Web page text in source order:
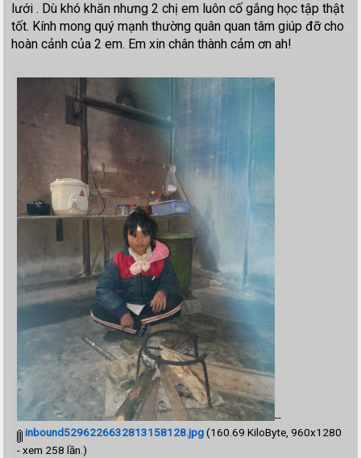
lưới . Dù khó khăn nhưng 2 chị em luôn cố gắng học tập thật
tốt. Kính mong quý mạnh thường quân quan tâm giúp đỡ cho
hoàn cảnh của 2 em. Em xin chân thành cảm ơn ah!
--
inbound5296226632813158128.jpg(160.69 KiloByte, 960x1280
- xem 258 lần.)